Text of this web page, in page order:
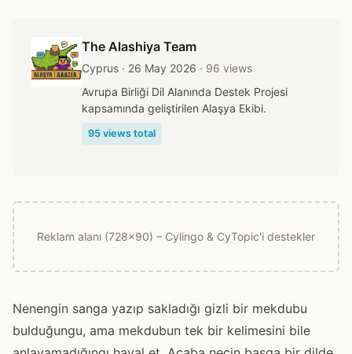
The Alashiya Team
Cyprus · 26 May 2026 · 96 views
Avrupa Birliği Dil Alanında Destek Projesi
kapsamında geliştirilen Alaşya Ekibi.
95 views total
Reklam alanı (728x90) – Cylingo & CyTopic'i destekler
Nenengin sanga yazıp sakladığı gizli bir mekdubu
bulduğungu, ama mekdubun tek bir kelimesini bile